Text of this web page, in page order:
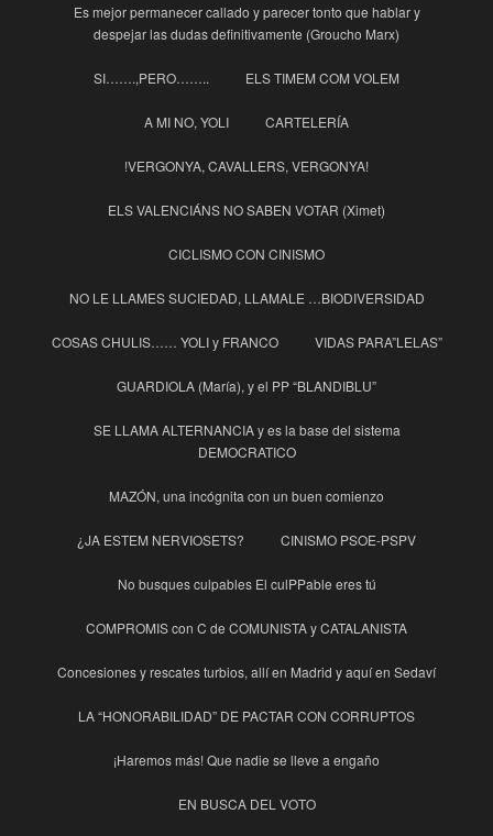
Es mejor permanecer callado y parecer tonto que hablar y
despejar las dudas definitivamente (Groucho Marx)
SI…….,PERO…….. ELS TIMEM COM VOLEM
A MI NO, YOLI CARTELERÍA
!VERGONYA, CAVALLERS, VERGONYA!
ELS VALENCIÁNS NO SABEN VOTAR (Ximet)
CICLISMO CON CINISMO
NO LE LLAMES SUCIEDAD, LLAMALE …BIODIVERSIDAD
COSAS CHULIS…… YOLI y FRANCO VIDAS PARA”LELAS”
GUARDIOLA (María), y el PP “BLANDIBLU”
SE LLAMA ALTERNANCIA y es la base del sistema
DEMOCRATICO
MAZÓN, una incógnita con un buen comienzo
¿JA ESTEM NERVIOSETS? CINISMO PSOE-PSPV
No busques culpables El culPPable eres tú
COMPROMIS con C de COMUNISTA y CATALANISTA
Concesiones y rescates turbios, allí en Madrid y aquí en Sedaví
LA “HONORABILIDAD” DE PACTAR CON CORRUPTOS
¡Haremos más! Que nadie se lleve a engaño
EN BUSCA DEL VOTO